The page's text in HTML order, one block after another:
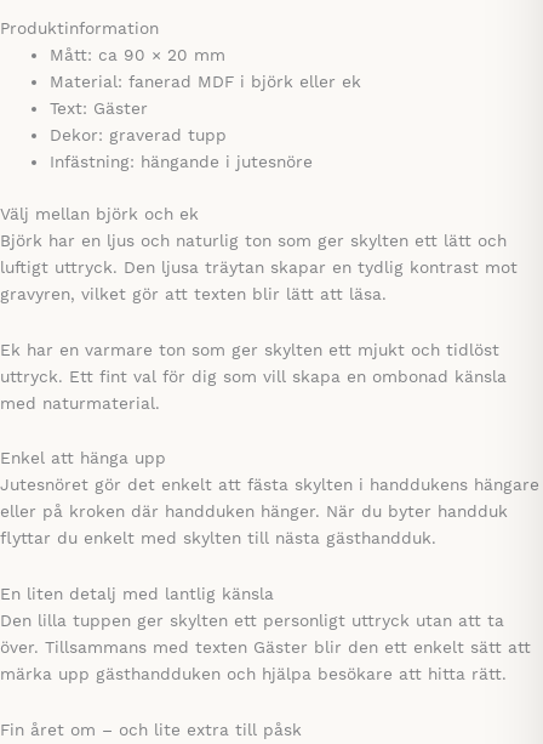
Produktinformation
Mått: ca 90 × 20 mm
Material: fanerad MDF i björk eller ek
Text: Gäster
Dekor: graverad tupp
Infästning: hängande i jutesnöre
Välj mellan björk och ek
Björk har en ljus och naturlig ton som ger skylten ett lätt och
luftigt uttryck. Den ljusa träytan skapar en tydlig kontrast mot
gravyren, vilket gör att texten blir lätt att läsa.
Ek har en varmare ton som ger skylten ett mjukt och tidlöst
uttryck. Ett fint val för dig som vill skapa en ombonad känsla
med naturmaterial.
Enkel att hänga upp
Jutesnöret gör det enkelt att fästa skylten i handdukens hängare
eller på kroken där handduken hänger. När du byter handduk
flyttar du enkelt med skylten till nästa gästhandduk.
En liten detalj med lantlig känsla
Den lilla tuppen ger skylten ett personligt uttryck utan att ta
över. Tillsammans med texten Gäster blir den ett enkelt sätt att
märka upp gästhandduken och hjälpa besökare att hitta rätt.
Fin året om – och lite extra till påsk